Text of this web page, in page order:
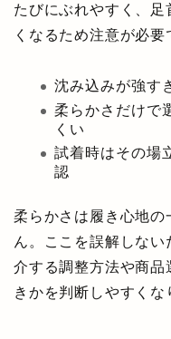
たびにぶれやすく、
くなるため注意が必要
沈み込みが強す
柔らかさだけで
くい
試着時はその場
認
柔らかさは履き心地
ん。ここを誤解しな
介する調整方法や商
きかを判断しやすくな